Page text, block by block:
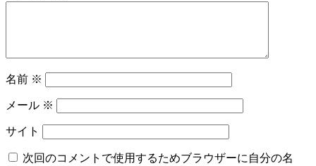
名前 ※
メール ※
サイト
次回のコメントで使用するためブラウザーに自分の名